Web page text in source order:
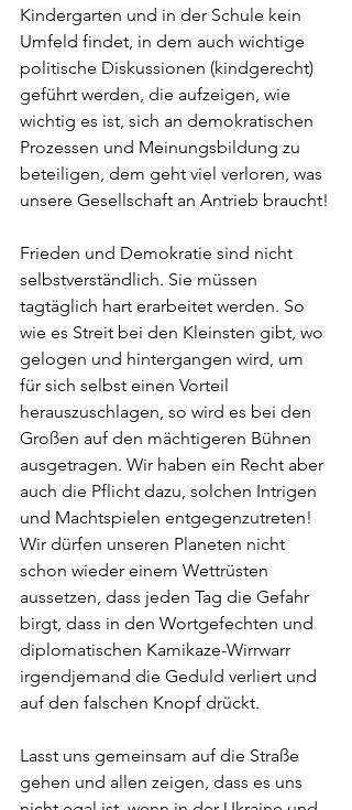
Kindergarten und in der Schule kein
Umfeld findet, in dem auch wichtige
politische Diskussionen (kindgerecht)
geführt werden, die aufzeigen, wie
wichtig es ist, sich an demokratischen
Prozessen und Meinungsbildung zu
beteiligen, dem geht viel verloren, was
unsere Gesellschaft an Antrieb braucht!
Frieden und Demokratie sind nicht
selbstverständlich. Sie müssen
tagtäglich hart erarbeitet werden. So
wie es Streit bei den Kleinsten gibt, wo
gelogen und hintergangen wird, um
für sich selbst einen Vorteil
herauszuschlagen, so wird es bei den
Großen auf den mächtigeren Bühnen
ausgetragen. Wir haben ein Recht aber
auch die Pflicht dazu, solchen Intrigen
und Machtspielen entgegenzutreten!
Wir dürfen unseren Planeten nicht
schon wieder einem Wettrüsten
aussetzen, dass jeden Tag die Gefahr
birgt, dass in den Wortgefechten und
diplomatischen Kamikaze-Wirrwarr
irgendjemand die Geduld verliert und
auf den falschen Knopf drückt.
Lasst uns gemeinsam auf die Straße
gehen und allen zeigen, dass es uns